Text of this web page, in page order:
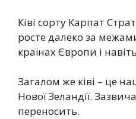
Ківі сорту Карпат
росте далеко за
країнах Європи і
Загалом же ківі – це
Нової Зеландії.
переносить.